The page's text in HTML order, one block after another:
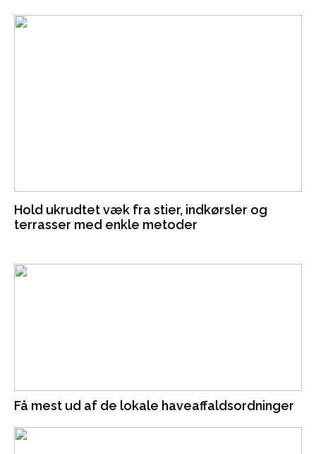
Hold ukrudtet væk fra stier, indkørsler og
terrasser med enkle metoder
Få mest ud af de lokale haveaffaldsordninger